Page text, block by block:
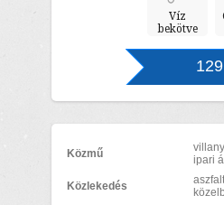
Víz
bekötve
Közmű
ipari
Közlekedés